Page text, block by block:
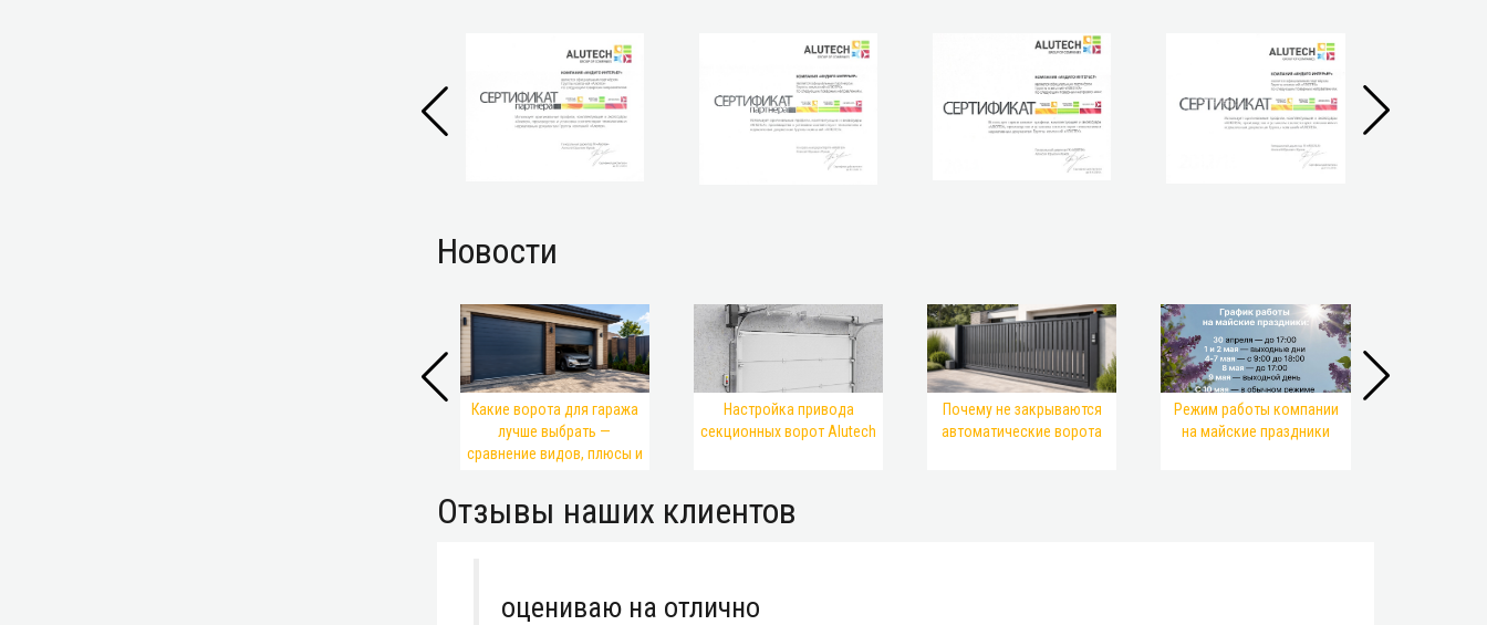
Новости
Какие ворота для гаража
лучше выбрать —
сравнение видов, плюсы и
Настройка привода
секционных ворот Alutech
Почему не закрываются
автоматические ворота
Режим работы компании
на майские праздники
Отзывы наших клиентов
оцениваю на отлично